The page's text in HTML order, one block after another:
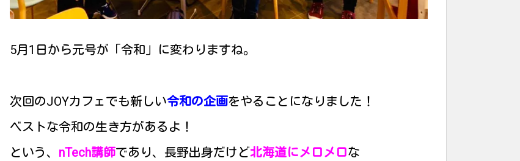
5月1日から元号が「令和」に変わりますね。
次回のJOYカフェでも新しい令和の企画をやることになりました！
ベストな令和の生き方があるよ！
という、 nTech講師であり、長野出身だけど北海道にメロメロな